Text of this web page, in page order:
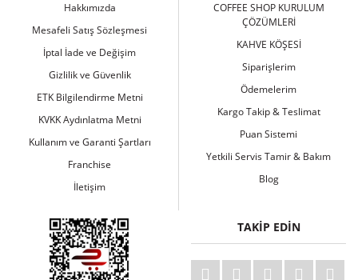
Hakkımızda
Mesafeli Satış Sözleşmesi
İptal İade ve Değişim
Gizlilik ve Güvenlik
ETK Bilgilendirme Metni
KVKK Aydınlatma Metni
Kullanım ve Garanti Şartları
Franchise
İletişim
COFFEE SHOP KURULUM
ÇÖZÜMLERİ
KAHVE KÖŞESİ
Siparişlerim
Ödemelerim
Kargo Takip & Teslimat
Puan Sistemi
Yetkili Servis Tamir & Bakım
Blog
TAKİP EDİN